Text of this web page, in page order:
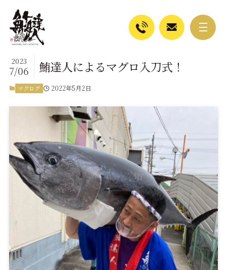
鮪達人によるマグロ入刀式！
2023
7/06
マグログ 2022年5月2日